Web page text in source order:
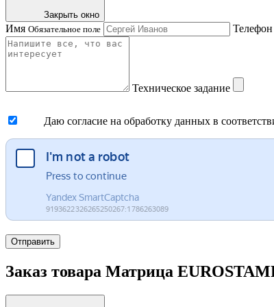
Закрыть окно
Имя Обязательное поле Телефон
Техническое задание
Даю согласие на обработку данных в
Отправить
Заказ товара Матрица